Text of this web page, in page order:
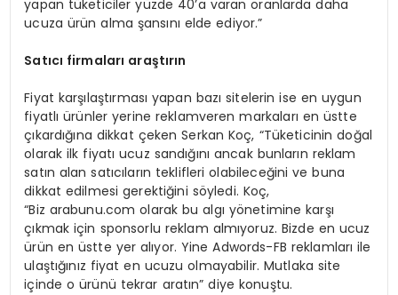
yapan tüketiciler yüzde 40’a varan oranlarda daha
ucuza ürün alma şansını elde ediyor.”
Satıcı firmaları araştırın
Fiyat karşılaştırması yapan bazı sitelerin ise en uygun
fiyatlı ürünler yerine reklamveren markaları en üstte
çıkardığına dikkat çeken Serkan Koç, “Tüketicinin doğal
olarak ilk fiyatı ucuz sandığını ancak bunların reklam
satın alan satıcıların teklifleri olabileceğini ve buna
dikkat edilmesi gerektiğini söyledi. Koç,
“Biz arabunu.com olarak bu algı yönetimine karşı
çıkmak için sponsorlu reklam almıyoruz. Bizde en ucuz
ürün en üstte yer alıyor. Yine Adwords-FB reklamları ile
ulaştığınız fiyat en ucuzu olmayabilir. Mutlaka site
içinde o ürünü tekrar aratın” diye konuştu.